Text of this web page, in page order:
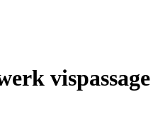
vispassage